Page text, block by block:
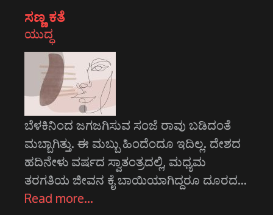
ಸಣ್ಣ ಕತೆ
ಯುದ್ಧ
ಬೆಳಕಿನಿಂದ ಜಗಜಗಿಸುವ ಸಂಜೆ ರಾವು ಬಡಿದಂತೆ
ಮಬ್ಬಾಗಿತ್ತು. ಈ ಮಬ್ಬು ಹಿಂದೆಂದೂ ಇದಿಲ್ಲ. ದೇಶದ
ಹದಿನೇಳು ವರ್ಷದ ಸ್ವಾತಂತ್ರದಲ್ಲಿ, ಮಧ್ಯಮ
ತರಗತಿಯ ಜೀವನ ಕೈ ಬಾಯಿಯಾಗಿದ್ದರೂ ದೂರದ…
Read more…